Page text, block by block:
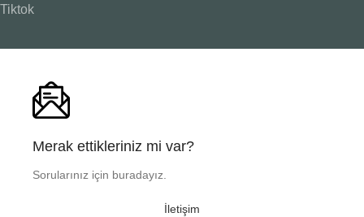
Tiktok
Merak ettikleriniz mi var?
Sorularınız için buradayız.
İletişim